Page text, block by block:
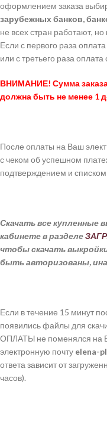
оформлением заказа
зарубежных банков,
не всех стран работают,
Если с первого раза
или с третьего раза
ВНИМАНИЕ! Сумма заказа
должна быть не менее 1
После оплаты на Ваш
с чеком об успешном
подтверждением и списком
Скачать все купленные
кабинете в разделе
чтобы скачать
быть авторизованы,
Если в течение 15 минут
появились файлы для
ОПЛАТЫ не поменялся на
электронную почту elena-
ответа зависит от
часов).